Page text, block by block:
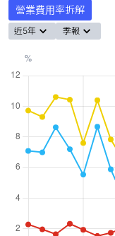
營業費用率拆解
近5年 季報